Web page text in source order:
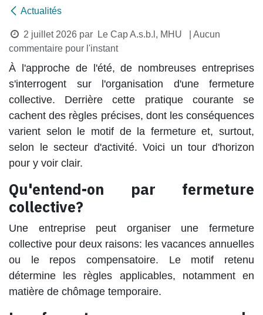
Actualités
2 juillet 2026 par Le Cap A.s.b.l, MHU
| Aucun
commentaire pour l'instant
À l'approche de l'été, de nombreuses entreprises
s'interrogent sur l'organisation d'une fermeture
collective. Derrière cette pratique courante se
cachent des règles précises, dont les conséquences
varient selon le motif de la fermeture et, surtout,
selon le secteur d'activité. Voici un tour d'horizon
pour y voir clair.
Qu'entend-on par fermeture
collective?
Une entreprise peut organiser une fermeture
collective pour deux raisons: les vacances annuelles
ou le repos compensatoire. Le motif retenu
détermine les règles applicables, notamment en
matière de chômage temporaire.